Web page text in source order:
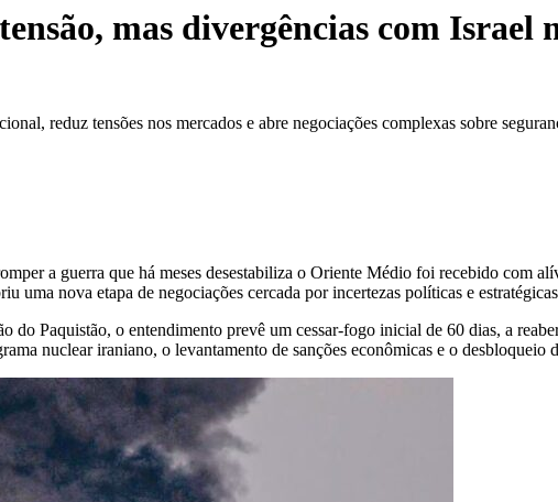
mas divergências com Israel
reduz tensões nos mercados e abre negociações complexas sobre
a guerra que há meses desestabiliza o Oriente Médio foi recebido com
uma nova etapa de negociações cercada por incertezas políticas e
do Paquistão, o entendimento prevê um cessar-fogo inicial de 60 dias, a
nuclear iraniano, o levantamento de sanções econômicas e o desbloqueio